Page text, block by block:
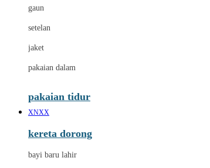
gaun
setelan
jaket
pakaian dalam
pakaian tidur
XNXX
kereta dorong
bayi baru lahir